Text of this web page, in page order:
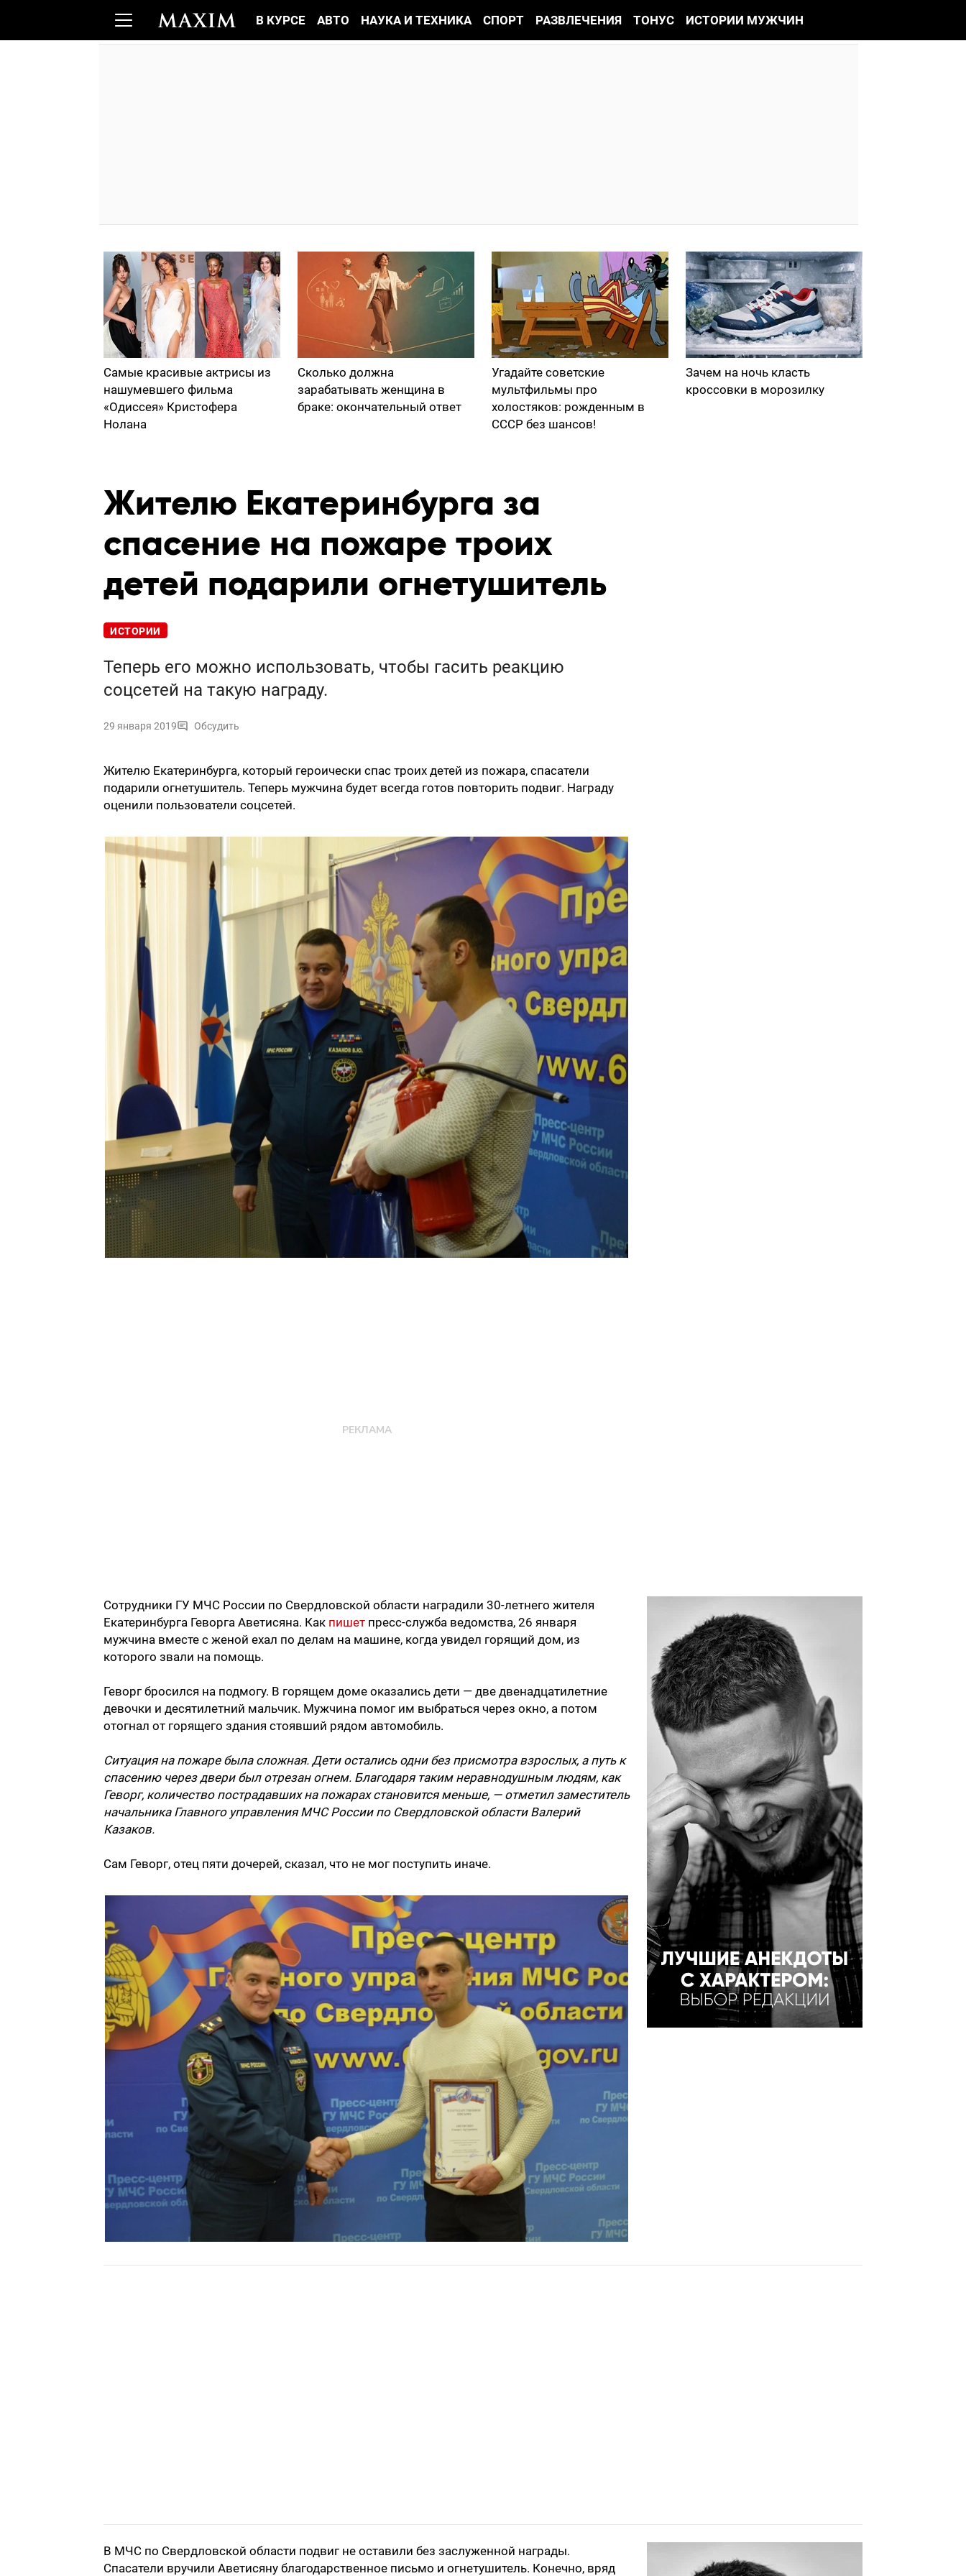
В КУРСЕ АВТО НАУКА И ТЕХНИКА СПОРТ РАЗВЛЕЧЕНИЯ ТОНУС ИСТОРИИ МУЖЧИН
Самые красивые актрисы из
нашумевшего фильма
«Одиссея» Кристофера
Нолана
Сколько должна
зарабатывать женщина в
браке: окончательный ответ
Угадайте советские
мультфильмы про
холостяков: рожденным в
СССР без шансов!
Зачем на ночь класть
кроссовки в морозилку
Жителю Екатеринбурга за
спасение на пожаре троих
детей подарили огнетушитель
ИСТОРИИ
Теперь его можно использовать, чтобы гасить реакцию
соцсетей на такую награду.
29 января 2019 Обсудить
Жителю Екатеринбурга, который героически спас троих детей из пожара, спасатели
подарили огнетушитель. Теперь мужчина будет всегда готов повторить подвиг. Награду
оценили пользователи соцсетей.
Сотрудники ГУ МЧС России по Свердловской области наградили 30-летнего жителя
Екатеринбурга Геворга Аветисяна. Как пишет пресс-служба ведомства, 26 января
мужчина вместе с женой ехал по делам на машине, когда увидел горящий дом, из
которого звали на помощь.
Геворг бросился на подмогу. В горящем доме оказались дети — две двенадцатилетние
девочки и десятилетний мальчик. Мужчина помог им выбраться через окно, а потом
отогнал от горящего здания стоявший рядом автомобиль.
Ситуация на пожаре была сложная. Дети остались одни без присмотра взрослых, а путь к
спасению через двери был отрезан огнем. Благодаря таким неравнодушным людям, как
Геворг, количество пострадавших на пожарах становится меньше, — отметил заместитель
начальника Главного управления МЧС России по Свердловской области Валерий
Казаков.
Сам Геворг, отец пяти дочерей, сказал, что не мог поступить иначе.
В МЧС по Свердловской области подвиг не оставили без заслуженной награды.
Спасатели вручили Аветисяну благодарственное письмо и огнетушитель. Конечно, вряд